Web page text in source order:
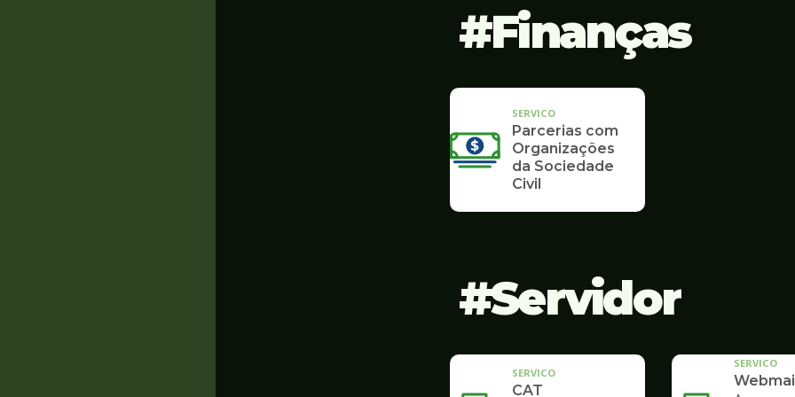
Finanças
SERVICO
Parcerias com
Organizações
da Sociedade
Civil
Servidor
SERVICO
CAT
SERVICO